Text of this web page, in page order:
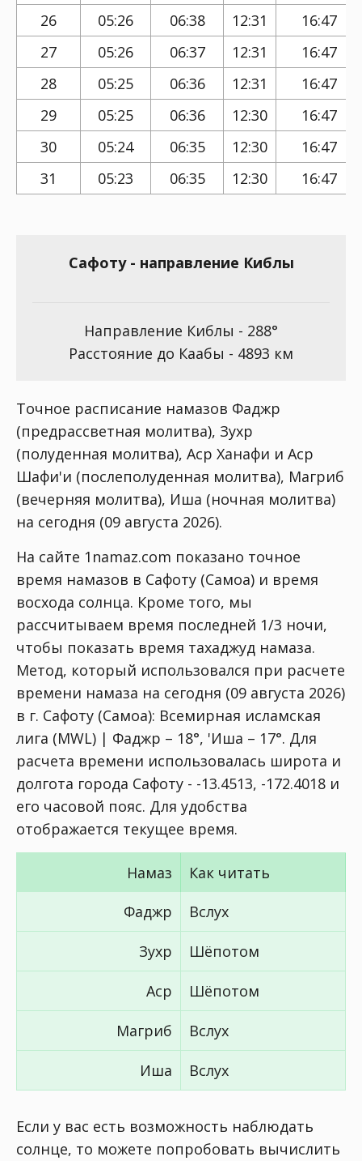
26 05:26 06:38 12:31
16:47
27
05:26 06:37 12:31
16:47
28
05:25 06:36 12:31
16:47
29
05:25 06:36 12:30
16:47
30
05:24 06:35 12:30
16:47
31
05:23 06:35 12:30 16:47
Сафоту - направление Киблы
Направление Киблы - 288°
Расстояние до Каабы - 4893 км
Точное расписание намазов Фаджр
(предрассветная молитва), Зухр
(полуденная молитва), Аср Ханафи и Аср
Шафи'и (послеполуденная молитва), Магриб
(вечерняя молитва), Иша (ночная молитва)
на сегодня (09 августа 2026).
На сайте 1namaz.com показано точное
время намазов в Сафоту (Самоа) и время
восхода солнца. Кроме того, мы
рассчитываем время последней 1/3 ночи,
чтобы показать время тахаджуд намаза.
Метод, который использовался при расчете
времени намаза на сегодня (09 августа 2026)
в г. Сафоту (Самоа): Всемирная исламская
лига (MWL) | Фаджр – 18°, 'Иша – 17°. Для
расчета времени использовалась широта и
долгота города Сафоту - -13.4513, -172.4018 и
его часовой пояс. Для удобства
отображается текущее время.
Намаз
Как читать
Фаджр
Вслух
Зухр Шёпотом
Аср Шёпотом
Магриб Вслух
Иша Вслух
Если у вас есть возможность наблюдать
солнце, то можете попробовать вычислить